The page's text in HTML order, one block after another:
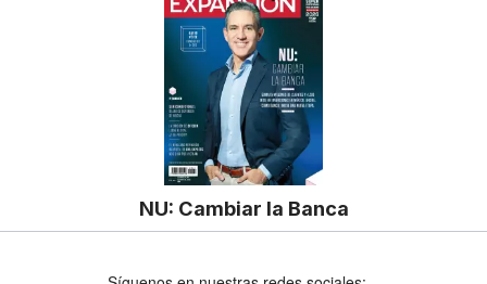
NU: Cambiar la Banca